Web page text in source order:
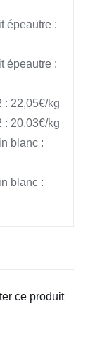
épeautre :
épeautre :
: 22,05€/kg
: 20,03€/kg
blanc :
blanc :
ce produit